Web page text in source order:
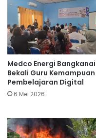
Medco Energi Bangkanai
Bekali Guru Kemampuan
Pembelajaran Digital
6 Mei 2026